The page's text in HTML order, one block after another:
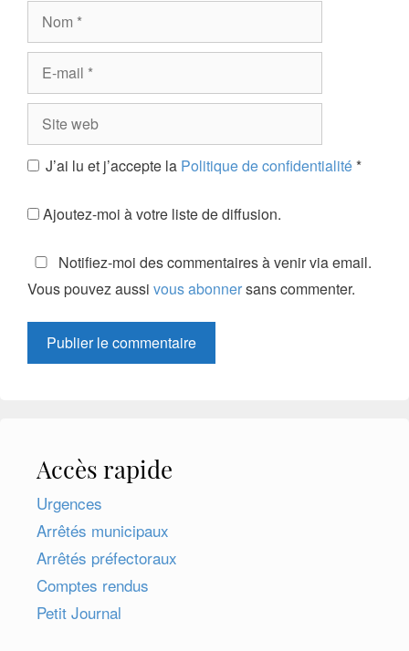
Nom
mail
Site
web
J’ai lu et j’accepte la Politique de confidentialité*
Ajoutez-moi à votre liste de diffusion.
Notifiez-moi des commentaires à venir via email.
Vous pouvez aussi vous abonnersans commenter.
Accès rapide
Urgences
Arrêtés municipaux
Arrêtés préfectoraux
Comptes rendus
Petit Journal